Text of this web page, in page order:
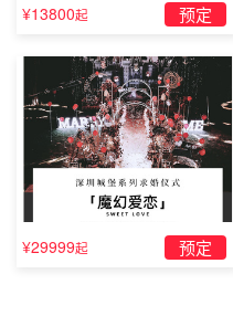
元旦节向女友求婚的浪漫
电子通讯发达的当下，一
很少的人会有着这样的闲
¥13800起 预定
¥29999起 预定